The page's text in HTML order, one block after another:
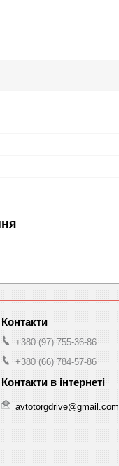
+380 (97) 755-36-86
+380 (66) 784-57-86
avtotorgdrive@gmail.com